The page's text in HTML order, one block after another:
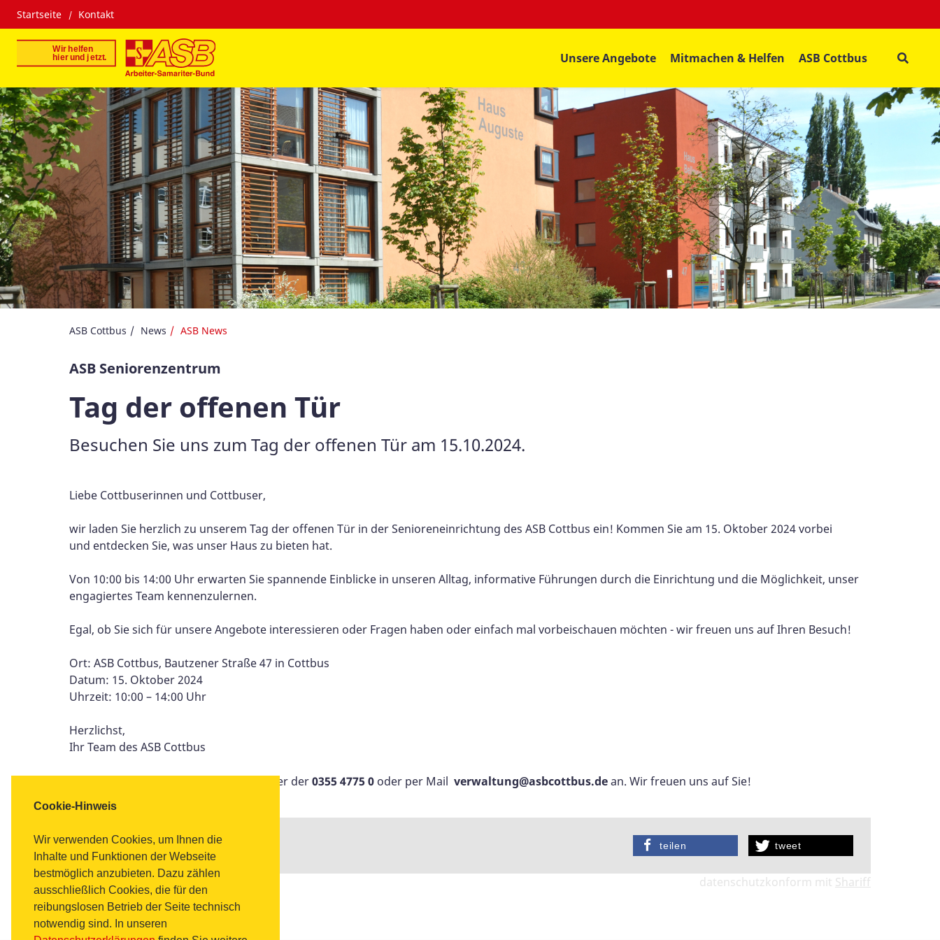
Cookie-Hinweis
Wir verwenden Cookies, um Ihnen die
Inhalte und Funktionen der Webseite
bestmöglich anzubieten. Dazu zählen
ausschließlich Cookies, die für den
reibungslosen Betrieb der Seite technisch
notwendig sind. In unseren
Startseite Kontakt
Unsere Angebote Mitmachen & Helfen ASB Cottbus
ASB Cottbus News ASB News
ASB Seniorenzentrum
Tag der offenen Tür
Besuchen Sie uns zum Tag der offenen Tür am 15.10.2024.
Liebe Cottbuserinnen und Cottbuser,
wir laden Sie herzlich zu unserem Tag der offenen Tür in der Senioreneinrichtung des ASB Cottbus ein! Kommen Sie am 15. Oktober 2024 vorbei
und entdecken Sie, was unser Haus zu bieten hat.
Von 10:00 bis 14:00 Uhr erwarten Sie spannende Einblicke in unseren Alltag, informative Führungen durch die Einrichtung und die Möglichkeit, unser
engagiertes Team kennenzulernen.
Egal, ob Sie sich für unsere Angebote interessieren oder Fragen haben oder einfach mal vorbeischauen möchten - wir freuen uns auf Ihren Besuch!
Ort: ASB Cottbus, Bautzener Straße 47 in Cottbus
Datum: 15. Oktober 2024
Uhrzeit: 10:00 – 14:00 Uhr
Herzlichst,
Ihr Team des ASB Cottbus
--> Bitte melden Sie sich telefonisch unter der0355 4775 0 oder per Mail verwaltung@asbcottbus.dean. Wir freuen uns auf Sie!
Per E-Mail
versenden
tweet
teilen
datenschutzkonform mit Shariff